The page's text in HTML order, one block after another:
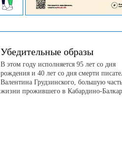
Убедительные образы
В этом году исполняется 95 лет со дня
рождения и 40 лет со дня смерти
Валентина Грудзинского, большую часть
жизни прожившего в Кабардино-